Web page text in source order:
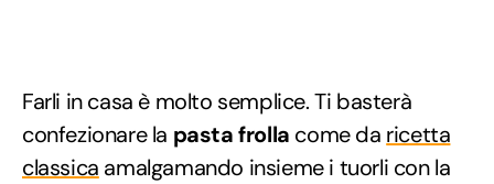
Farli in casa è molto semplice. Ti basterà
confezionare la pasta frolla come da ricetta
classica amalgamando insieme i tuorli con la